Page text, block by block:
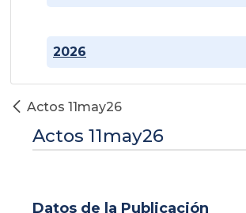
2026
Actos 11may26
Actos 11may26
Datos de la Publicación